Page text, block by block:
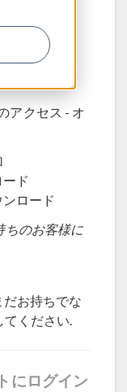
アクセス - オ
ド
ロード
ちのお客様に
お持ちでな
てください.
にログイン